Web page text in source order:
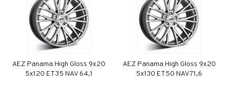
AEZ Panama High Gloss 9x20
5x120 ET35 NAV 64,1
AEZ Panama High Gloss 9x20
5x130 ET50 NAV 71,6